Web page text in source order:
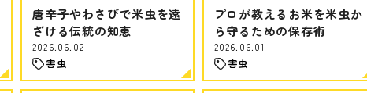
唐辛子やわさびで米虫を遠
ざける伝統の知恵
2026.06.02
害虫
プロが教えるお米を米虫か
ら守るための保存術
2026.06.01
害虫